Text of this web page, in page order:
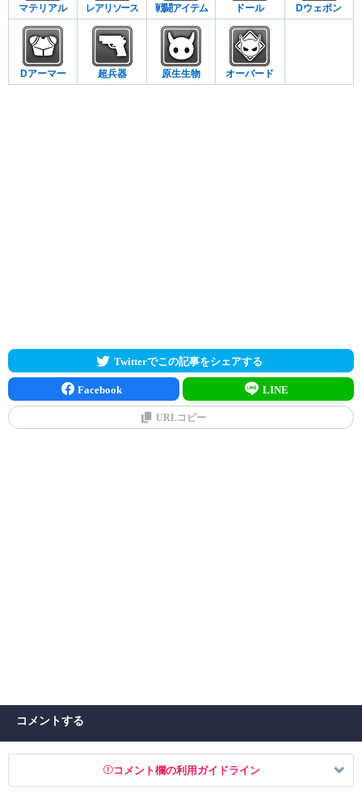
マテリアル レアリソース 戦闘アイテム ドール Dウェポン
Dアーマー 超兵器 原生生物 オーバード
Twitterでこの記事をシェアする
Facebook LINE
URLコピー
コメントする
コメント欄の利用ガイドライン